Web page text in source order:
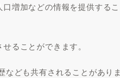
増加などの情報を提供するこ
ることができます。
なども共有されることがあり